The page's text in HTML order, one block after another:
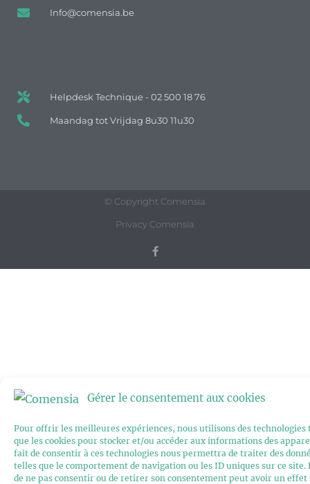
Gérer le consentement aux cookies
Pour offrir les meilleures expériences, nous utilisons des technologies
que les cookies pour stocker et/ou accéder aux informations des
fait de consentir à ces technologies nous permettra de traiter des
telles que le comportement de navigation ou les ID uniques sur ce site.
de ne pas consentir ou de retirer son consentement peut avoir un
Info@comensia.be
Helpdesk Technique - 02 500 18 76
Maandag tot Vrijdag 8u30 11u30
© Copyright Comensia
Privacy Comensia